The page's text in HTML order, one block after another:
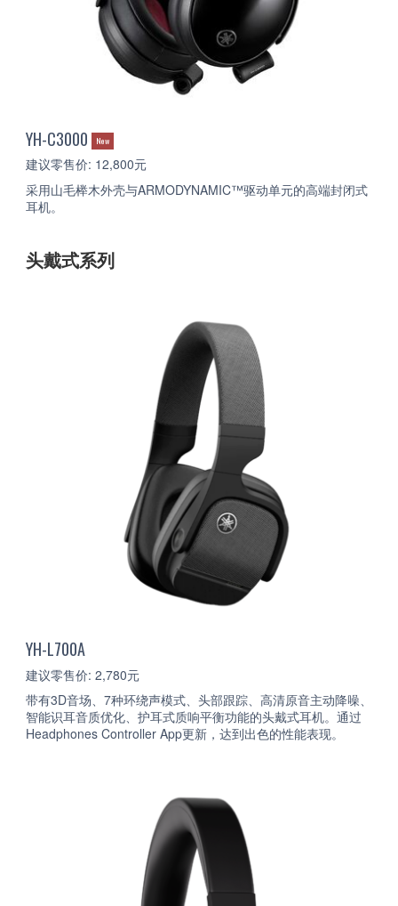
YH-C3000 New
建议零售价: 12,800元
采用山毛榉木外壳与ARMODYNAMIC™驱动单元的高端封闭式
耳机。
头戴式系列
YH-L700A
建议零售价: 2,780元
带有3D音场、7种环绕声模式、头部跟踪、高清原音主动降噪、
智能识耳音质优化、护耳式质响平衡功能的头戴式耳机。通过
Headphones Controller App更新，达到出色的性能表现。